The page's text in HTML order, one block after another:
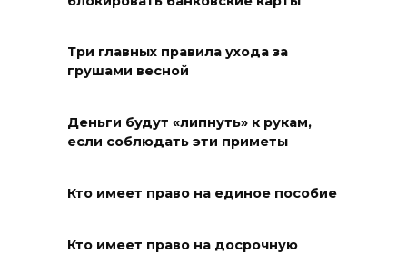
с Днем физкультурника
Ростовчане оказались среди
Новороссийске
Три главных правила ухода за
грушами весной
Деньги будут «липнуть» к рукам,
если соблюдать эти приметы
Кто имеет право на единое пособие
Кто имеет право на досрочную